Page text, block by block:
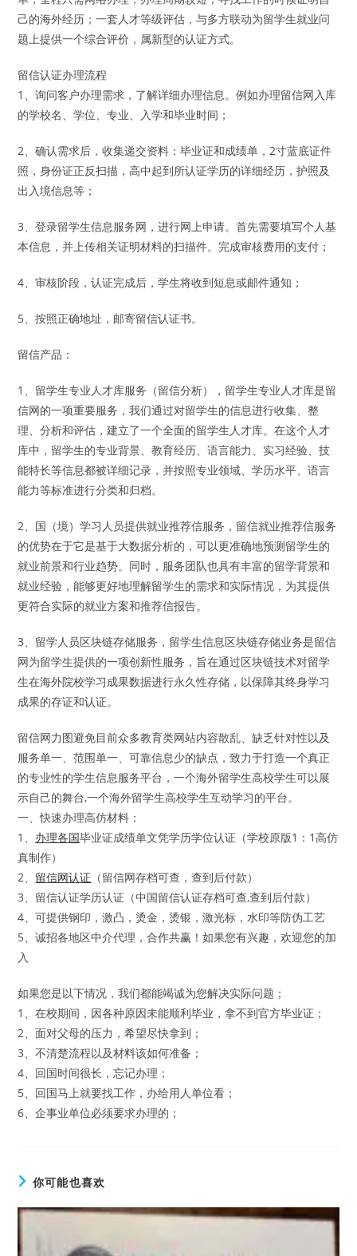
己的海外经历；一套人才等级评估，与多方联动为留学生就业问
题上提供一个综合评价，属新型的认证方式。
留信认证办理流程
1、询问客户办理需求，了解详细办理信息。例如办理留信网入库
的学校名、学位、专业、入学和毕业时间；
2、确认需求后，收集递交资料：毕业证和成绩单，2寸蓝底证件
照，身份证正反扫描，高中起到所认证学历的详细经历，护照及
出入境信息等；
3、登录留学生信息服务网，进行网上申请。首先需要填写个人基
本信息，并上传相关证明材料的扫描件。完成审核费用的支付；
4、审核阶段，认证完成后，学生将收到短息或邮件通知；
5、按照正确地址，邮寄留信认证书。
留信产品：
1、留学生专业人才库服务（留信分析），留学生专业人才库是留
信网的一项重要服务，我们通过对留学生的信息进行收集、整
理、分析和评估，建立了一个全面的留学生人才库。在这个人才
库中，留学生的专业背景、教育经历、语言能力、实习经验、技
能特长等信息都被详细记录，并按照专业领域、学历水平、语言
能力等标准进行分类和归档。
2、国（境）学习人员提供就业推荐信服务，留信就业推荐信服务
的优势在于它是基于大数据分析的，可以更准确地预测留学生的
就业前景和行业趋势。同时，服务团队也具有丰富的留学背景和
就业经验，能够更好地理解留学生的需求和实际情况，为其提供
更符合实际的就业方案和推荐信报告。
3、留学人员区块链存储服务，留学生信息区块链存储业务是留信
网为留学生提供的一项创新性服务，旨在通过区块链技术对留学
生在海外院校学习成果数据进行永久性存储，以保障其终身学习
成果的存证和认证。
留信网力图避免目前众多教育类网站内容散乱、缺乏针对性以及
服务单一、范围单一、可靠信息少的缺点，致力于打造一个真正
的专业性的学生信息服务平台，一个海外留学生高校学生可以展
示自己的舞台,一个海外留学生高校学生互动学习的平台。
一、快速办理高仿材料：
1、 办理各国毕业证成绩单文凭学历学位认证（学校原版1：1高仿
真制作）
2、 留信网认证 （留信网存档可查，查到后付款）
3、留信认证学历认证（中国留信认证存档可查,查到后付款）
4、可提供钢印，激凸，烫金，烫银，激光标，水印等防伪工艺
5、诚招各地区中介代理，合作共赢！如果您有兴趣，欢迎您的加
入
如果您是以下情况，我们都能竭诚为您解决实际问题；
1、在校期间，因各种原因未能顺利毕业，拿不到官方毕业证；
2、面对父母的压力，希望尽快拿到；
3、不清楚流程以及材料该如何准备；
4、回国时间很长，忘记办理；
5、回国马上就要找工作，办给用人单位看；
6、企事业单位必须要求办理的；
你可能也喜欢